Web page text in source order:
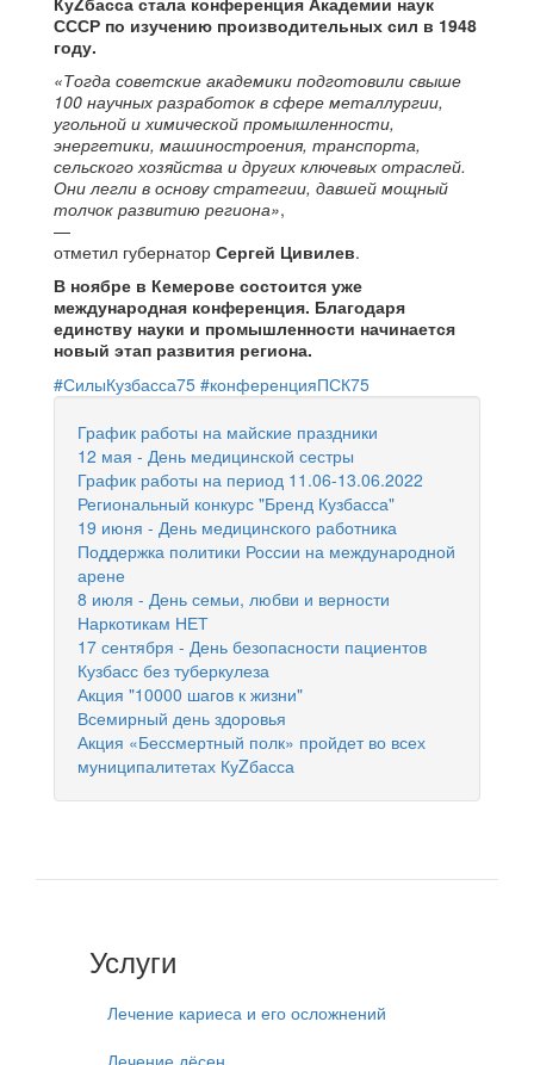
СССР по изучению производительных сил в 1948
году.
«Тогда советские академики подготовили свыше
100 научных разработок в сфере металлургии,
угольной и химической промышленности,
энергетики, машиностроения, транспорта,
сельского хозяйства и других ключевых отраслей.
Они легли в основу стратегии, давшей мощный
толчок развитию региона»,
—
отметил губернатор Сергей Цивилев.
В ноябре в Кемерове состоится уже
международная конференция. Благодаря
единству науки и промышленности начинается
новый этап развития региона.
#СилыКузбасса75 #конференцияПСК75
График работы на майские праздники
12 мая - День медицинской сестры
График работы на период 11.06-13.06.2022
Региональный конкурс "Бренд Кузбасса"
19 июня - День медицинского работника
Поддержка политики России на международной
арене
8 июля - День семьи, любви и верности
Наркотикам НЕТ
17 сентября - День безопасности пациентов
Кузбасс без туберкулеза
Акция "10000 шагов к жизни"
Всемирный день здоровья
Акция «Бессмертный полк» пройдет во всех
муниципалитетах КуZбасса
Услуги
Лечение кариеса и его осложнений
Лечение дёсен